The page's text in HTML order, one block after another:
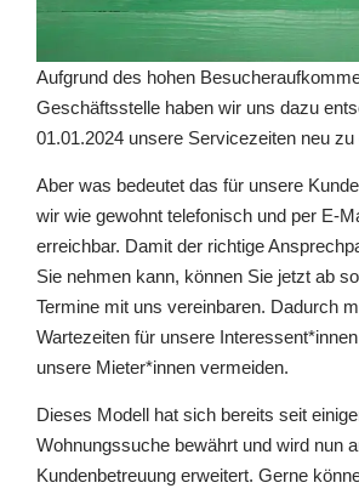
Aufgrund des hohen
Geschäftsstelle haben wir uns dazu
01.01.2024 unsere Servicezeiten neu zu
Aber was bedeutet das für unsere
wir wie gewohnt telefonisch und per E-
erreichbar. Damit der richtige
Sie nehmen kann, können Sie jetzt ab
Termine mit uns vereinbaren. Dadurch
Wartezeiten für unsere
unsere Mieter*innen vermeiden.
Dieses Modell hat sich bereits seit
Wohnungssuche bewährt und wird nun
Kundenbetreuung erweitert. Gerne